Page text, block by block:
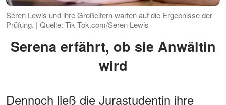
Seren Lewis und ihre Großeltern warten auf die Ergebnisse der
Prüfung. | Quelle: Tik Tok.com/Seren Lewis
Serena erfährt, ob sie Anwältin
wird
Dennoch ließ die Jurastudentin ihre